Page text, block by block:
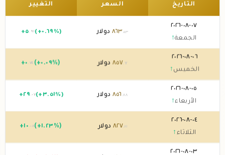
التاريخ السعر التغيير
٠٧-٠٨-٢٠٢٦
الجمعة↑
٨٦٣ .٥٣ دولار +٥ .٩١ (+٠.٦٩%)
٠٦-٠٨-٢٠٢٦
الخميس ↑
٨٥٧ .٦٢ دولار +٠ .٧٤ (+٠.٠٩%)
٠٥-٠٨-٢٠٢٦
الأربعاء↑
٨٥٦ .٨٨ دولار +٢٩ .٠٧ (+٣.٥١%)
٠٤-٠٨-٢٠٢٦
الثلاثاء ↑
٨٢٧ .٨١ دولار +١٠ .٠٨ (+١.٢٣%)
٠٣-٠٨-٢٠٢٦